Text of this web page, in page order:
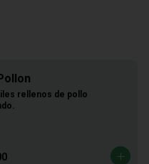
rellenos de pollo